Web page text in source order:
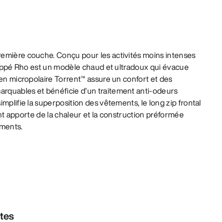
couche. Conçu pour les activités moins intenses
Rho est un modèle chaud et ultradoux qui évacue
micropolaire Torrent™ assure un confort et des
et bénéficie d’un traitement anti-odeurs
la superposition des vêtements, le long zip frontal
apporte de la chaleur et la construction préformée